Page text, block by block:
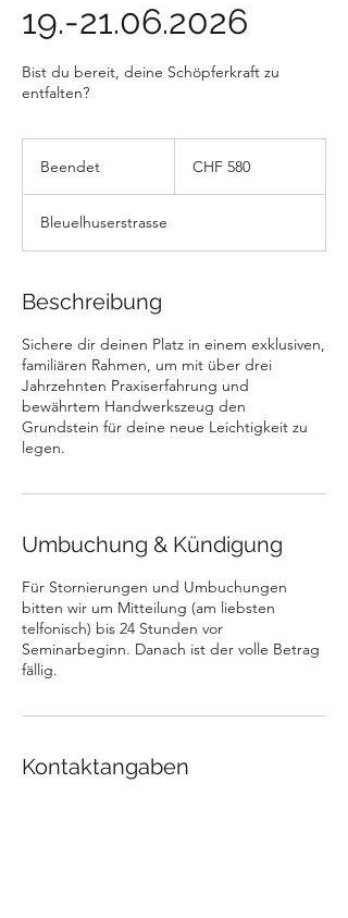
19.-21.06.2026
Bist du bereit, deine Schöpferkraft zu
entfalten?
Beendet
n
d
Franken
CHF 580
Bleuelhuserstrasse
Beschreibung
Sichere dir deinen Platz in einem exklusiven,
familiären Rahmen, um mit über drei
Jahrzehnten Praxiserfahrung und
bewährtem Handwerkszeug den
Grundstein für deine neue Leichtigkeit zu
legen.
Umbuchung & Kündigung
Für Stornierungen und Umbuchungen
bitten wir um Mitteilung (am liebsten
telfonisch) bis 24 Stunden vor
Seminarbeginn. Danach ist der volle Betrag
fällig.
Kontaktangaben